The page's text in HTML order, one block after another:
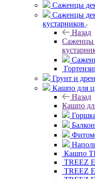
Саженцы
Саженцы
кустарников
Назад
Саженцы
Грунт и
Кашпо для
Назад
Кашпо
Кашпо
TREEZ
TREEZ